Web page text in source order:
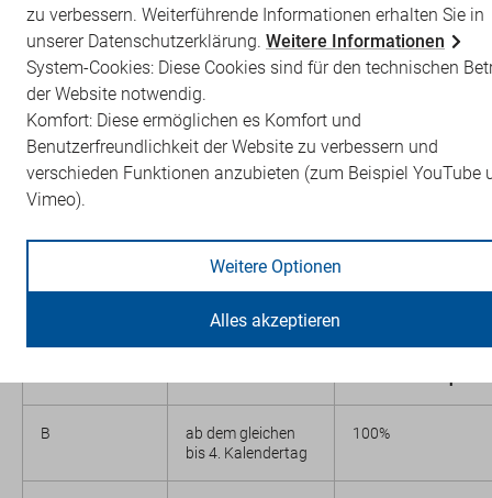
genannten Buchstaben zur Abrechnung verwendet.
Der Zuschlag ist nicht berechnungsfähig, wenn der
vermittelte Patient in der derselben Facharztpraxis
(Arztgruppe) in demselben Quartal bereits behandelt
wurde.
Wie bisher gilt: Der Facharzt, bei dem der Hausarzt einen
Termin vereinbart, darf nicht in derselben
Vertragsarztpraxis/MVZ tätig sein wie der Hausarzt.
Kennzeichnung
Frist für die
Behandlung ab
Zuschlag auf die
B
ab dem gleichen
bis 4. Kalendertag
100%
zu verbessern. Weiterführende Informationen erhalten Sie in
unserer Datenschutzerklärung. Weitere Informationen
System-Cookies: Diese Cookies sind für den technischen
der Website notwendig.
Komfort: Diese ermöglichen es Komfort und
Benutzerfreundlichkeit der Website zu verbessern und
verschieden Funktionen anzubieten (zum Beispiel YouTube
Vimeo).
Weitere Optionen
Alles akzeptieren